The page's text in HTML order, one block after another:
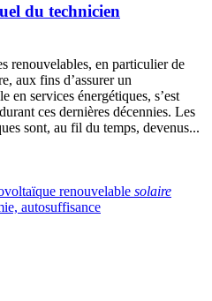
du technicien
renouvelables, en particulier de
aux fins d’assurer un
en services énergétiques, s’est
ces dernières décennies. Les
sont, au fil du temps, devenus...
renouvelable solaire
autosuffisance